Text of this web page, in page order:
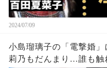
2024/07/09
小島瑠璃子の「電撃婚
莉乃もだんまり…誰も触